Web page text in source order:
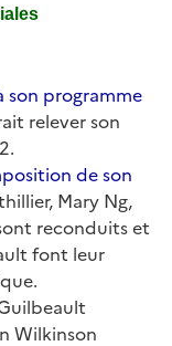
son programme
relever son
de son
Mary Ng,
reconduits et
font leur
Wilkinson